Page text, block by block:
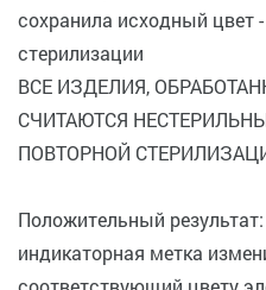
сохранила исходный цвет
стерилизации
ВСЕ ИЗДЕЛИЯ,
СЧИТАЮТСЯ
ПОВТОРНОЙ
Положительный результат:
индикаторная метка